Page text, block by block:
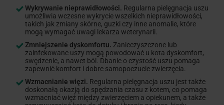
Wykrywanie nieprawidłowości. Regularna pielęgnacja uszu
umożliwia wczesne wykrycie wszelkich nieprawidłowości,
takich jak zmiany skórne, guzki czy inne anomalie, które
mogą wymagać uwagi lekarza weterynarii.
Zmniejszenie dyskomfortu. Zanieczyszczone lub
zainfekowane uszy mogą powodować u kota dyskomfort,
swędzenie, a nawet ból. Dbanie o czystość uszu pomaga
zapewnić komfort i dobre samopoczucie zwierzęcia.
Wzmacnianie więzi. Regularna pielęgnacja uszu jest także
doskonałą okazją do spędzania czasu z kotem, co pomaga
wzmacniać więź między zwierzęciem a opiekunem, a także